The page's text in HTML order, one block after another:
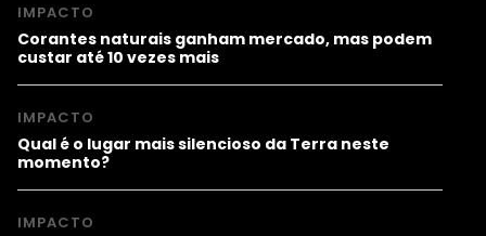
IMPACTO
Corantes naturais ganham mercado, mas podem
custar até 10 vezes mais
IMPACTO
Qual é o lugar mais silencioso da Terra neste
momento?
IMPACTO